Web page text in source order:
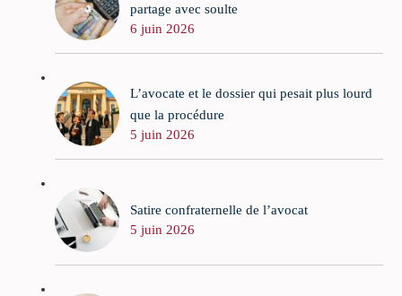
partage avec soulte
6 juin 2026
L’avocate et le dossier qui pesait plus lourd
que la procédure
5 juin 2026
Satire confraternelle de l’avocat
5 juin 2026